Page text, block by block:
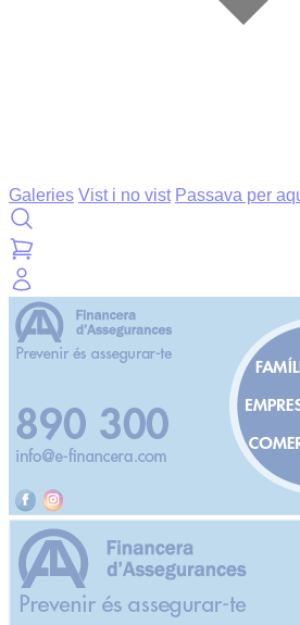
Galeries Vist i no vist Passava per